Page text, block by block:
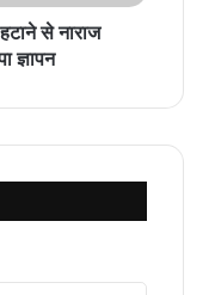
से नाराज
ज्ञापन